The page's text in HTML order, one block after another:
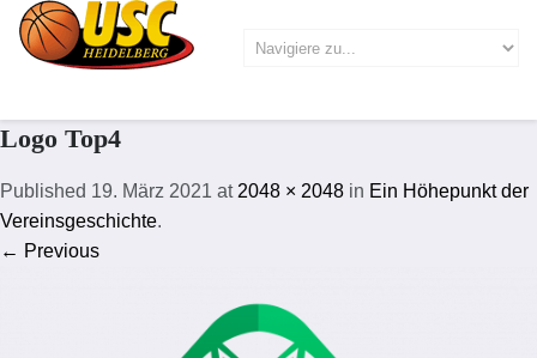
Logo Top4
Published 19. März 2021 at 2048 × 2048 in Ein Höhepunkt der
Vereinsgeschichte.
← Previous